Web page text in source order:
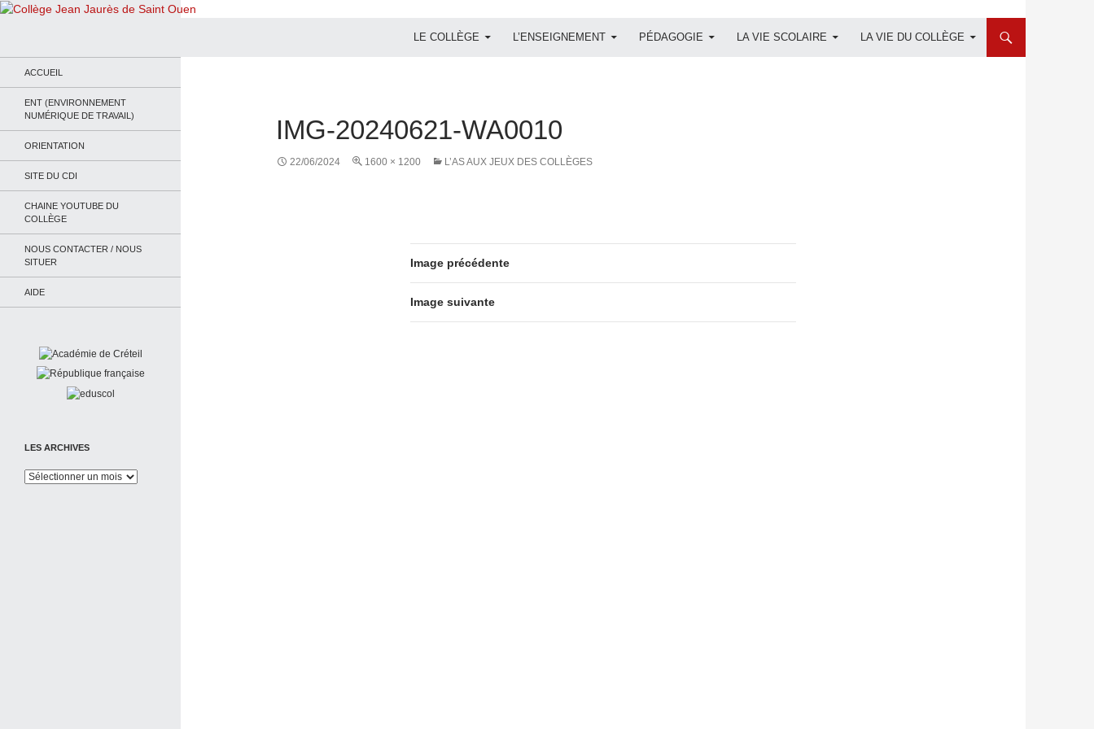
LE COLLÈGE L’ENSEIGNEMENT PÉDAGOGIE LA VIE SCOLAIRE LA VIE DU COLLÈGE
IMG-20240621-WA0010
22/06/2024 1600 × 1200 L’AS AUX JEUX DES COLLÈGES
Image précédente
Image suivante
ACCUEIL
ENT (ENVIRONNEMENT
NUMÉRIQUE DE TRAVAIL)
ORIENTATION
SITE DU CDI
CHAINE YOUTUBE DU
COLLÈGE
NOUS CONTACTER / NOUS
SITUER
AIDE
LES ARCHIVES
Les